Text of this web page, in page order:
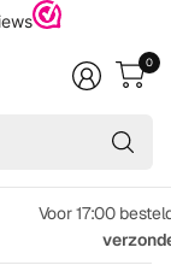
op
0
Voor 17:00